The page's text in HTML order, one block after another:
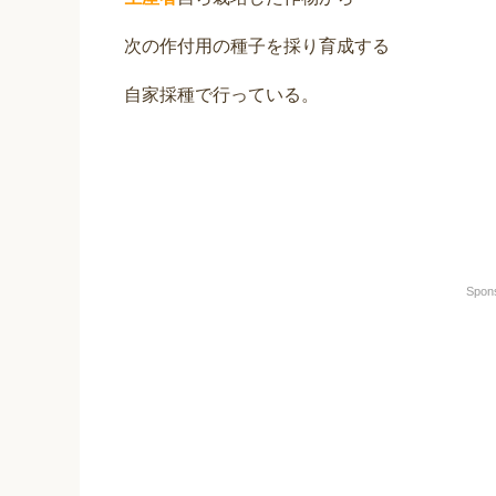
次の作付用の種子を採り育成する
自家採種で行っている。